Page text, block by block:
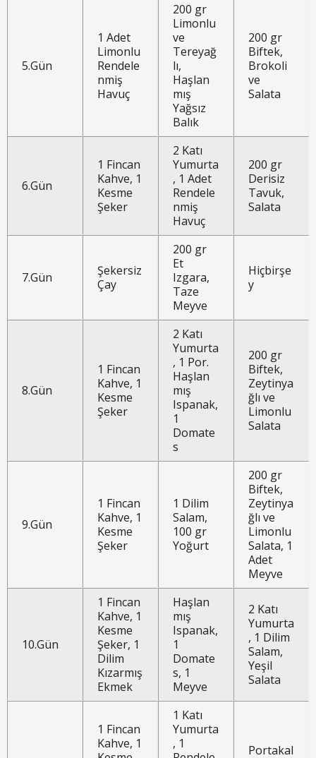
5.Gün
1 Adet
Limonlu
Rendele
nmiş
Havuç
200 gr
Limonlu
ve
Tereyağ
lı,
Haşlan
mış
Yağsız
Balık
200 gr
Biftek,
Brokoli
ve
Salata
6.Gün
1 Fincan
Kahve, 1
Kesme
Şeker
2 Katı
Yumurta
, 1 Adet
Rendele
nmiş
Havuç
200 gr
Derisiz
Tavuk,
Salata
7.Gün
Şekersiz
Çay
200 gr
Et
Izgara,
Taze
Meyve
Hiçbirşe
y
8.Gün
1 Fincan
Kahve, 1
Kesme
Şeker
2 Katı
Yumurta
, 1 Por.
Haşlan
mış
Ispanak,
1
Domate
s
200 gr
Biftek,
Zeytinya
ğlı ve
Limonlu
Salata
9.Gün
1 Fincan
Kahve, 1
Kesme
Şeker
1 Dilim
Salam,
100 gr
Yoğurt
200 gr
Biftek,
Zeytinya
ğlı ve
Limonlu
Salata, 1
Adet
Meyve
10.Gün
1 Fincan
Kahve, 1
Kesme
Şeker, 1
Dilim
Kızarmış
Ekmek
Haşlan
mış
Ispanak,
1
Domate
s, 1
Meyve
2 Katı
Yumurta
, 1 Dilim
Salam,
Yeşil
Salata
1 Fincan
Kahve, 1
1 Katı
Yumurta
, 1
Portakal